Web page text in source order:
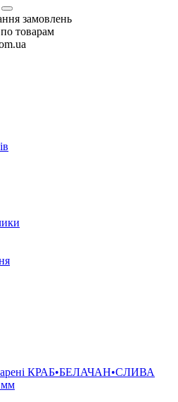
замовлень
товарам
КРАБ•БЕЛАЧАН•СЛИВА
мм